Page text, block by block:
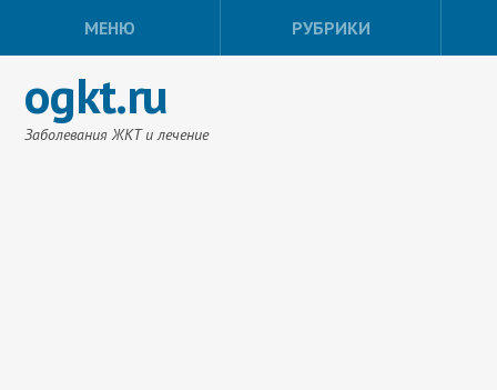
МЕНЮ РУБРИКИ
ogkt.ru
Заболевания ЖКТ и лечение